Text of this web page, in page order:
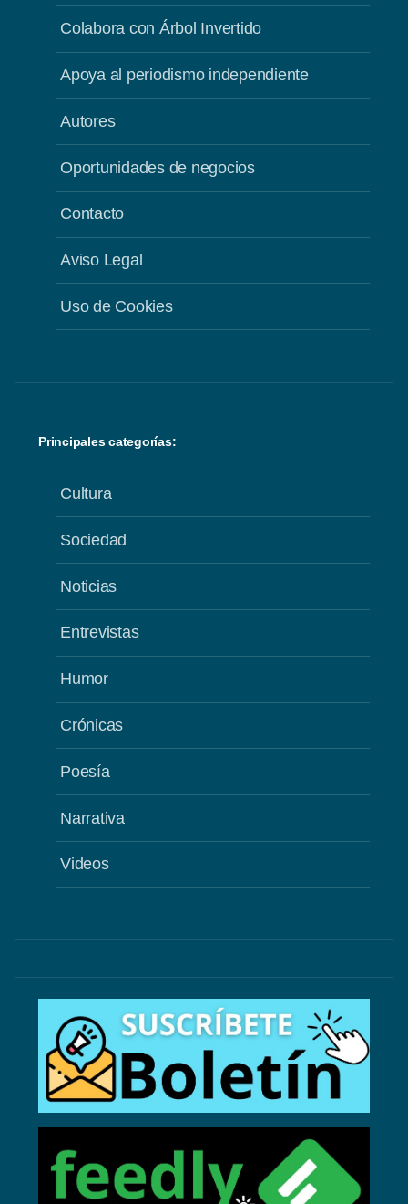
Colabora con Árbol Invertido
Apoya al periodismo independiente
Autores
Oportunidades de negocios
Contacto
Aviso Legal
Uso de Cookies
Principales categorías:
Cultura
Sociedad
Noticias
Entrevistas
Humor
Crónicas
Poesía
Narrativa
Videos